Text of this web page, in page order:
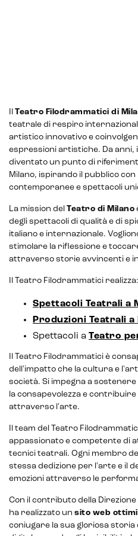
E-commerce store
Marketplace for selling
E-commerce management
Marketplace integration
Payment gateway
Customer service
Teatro Filodrammatici di
teatrale di respiro
artistico innovativo e
espressioni artistiche. Da anni,
diventato un punto di
Milano, ispirando il pubblico
contemporanee e spettacoli
La mission del Teatro di Milano
degli spettacoli di qualità e di
italiano e internazionale.
stimolare la riflessione e
attraverso storie avvincenti e
Il Teatro Filodrammatici realizza:
Spettacoli Teatrali a
Produzioni Teatrali a
Spettacoli a Teatro
Il Teatro Filodrammatici è
dell'impatto che la cultura e
società. Si impegna a
la consapevolezza e
attraverso l'arte.
Il team del Teatro
appassionato e competente di
tecnici teatrali. Ogni membro
stessa dedizione per l'arte e il
emozioni attraverso le
Con il contributo della
ha realizzato un sito web
coniugare la sua gloriosa storia